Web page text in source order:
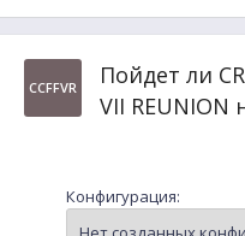
CCFFVR
Пойдет ли
VII
Конфигурация: